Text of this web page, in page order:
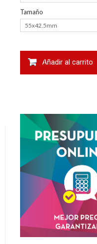
Tamaño
55x42.5mm
Añadir al carrito